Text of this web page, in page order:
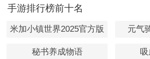
手游排行榜前十名
米加小镇世界2025官方版 元气
秘书养成物语